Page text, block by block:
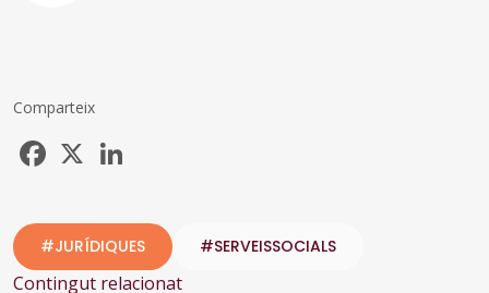
Comparteix
Facebook
#JURÍDIQUES #SERVEISSOCIALS
Contingut relacionat